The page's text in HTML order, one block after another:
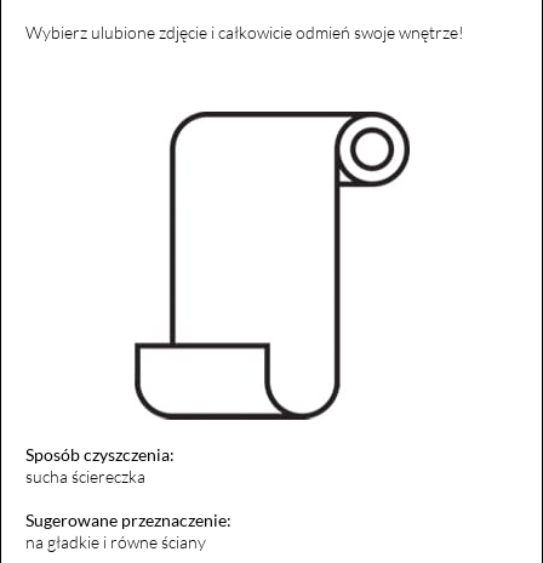
Wybierz ulubione zdjęcie i całkowicie odmień swoje wnętrze!
Sposób czyszczenia:
sucha ściereczka
Sugerowane przeznaczenie:
na gładkie i równe ściany